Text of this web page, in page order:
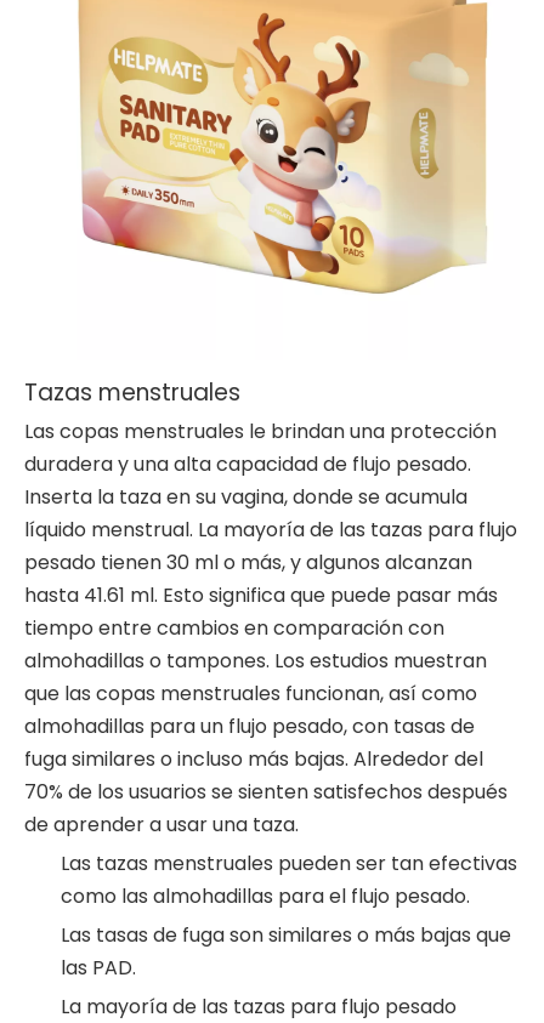
Tazas menstruales
Las copas menstruales le brindan una protección
duradera y una alta capacidad de flujo pesado.
Inserta la taza en su vagina, donde se acumula
líquido menstrual. La mayoría de las tazas para flujo
pesado tienen 30 ml o más, y algunos alcanzan
hasta 41.61 ml. Esto significa que puede pasar más
tiempo entre cambios en comparación con
almohadillas o tampones. Los estudios muestran
que las copas menstruales funcionan, así como
almohadillas para un flujo pesado, con tasas de
fuga similares o incluso más bajas. Alrededor del
70% de los usuarios se sienten satisfechos después
de aprender a usar una taza.
Las tazas menstruales pueden ser tan efectivas
como las almohadillas para el flujo pesado.
Las tasas de fuga son similares o más bajas que
las PAD.
La mayoría de las tazas para flujo pesado